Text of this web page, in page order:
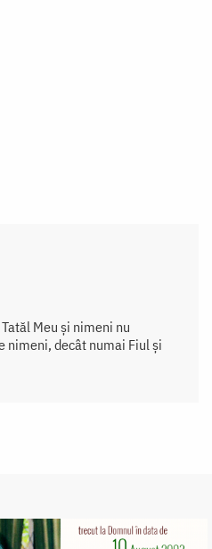
Meu și nimeni nu
nimeni, decât numai Fiul și